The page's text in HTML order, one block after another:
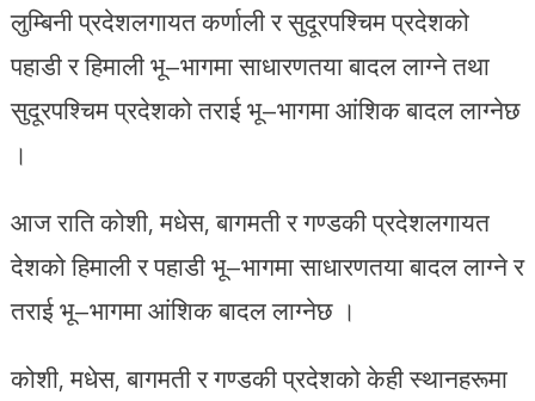
लुम्बिनी प्रदेशलगायत कर्णाली र सुदूरपश्चिम प्रदेशको
पहाडी र हिमाली भू–भागमा साधारणतया बादल लाग्ने तथा
सुदूरपश्चिम प्रदेशको तराई भू–भागमा आंशिक बादल लाग्नेछ
।
आज राति कोशी, मधेस, बागमती र गण्डकी प्रदेशलगायत
देशको हिमाली र पहाडी भू–भागमा साधारणतया बादल लाग्ने र
तराई भू–भागमा आंशिक बादल लाग्नेछ ।
कोशी, मधेस, बागमती र गण्डकी प्रदेशको केही स्थानहरूमा